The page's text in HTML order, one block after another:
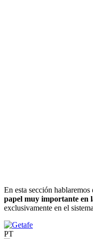
En esta sección hablaremos
papel muy importante en
exclusivamente en el
PT